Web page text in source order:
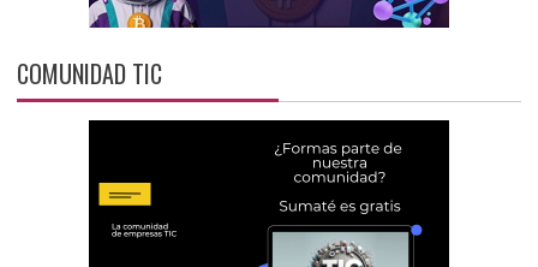
COMUNIDAD TIC